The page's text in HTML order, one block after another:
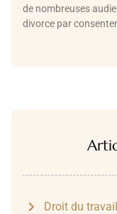
de nombreuses
divorce par
Droit du travail